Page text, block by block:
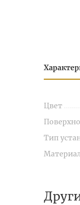
Цвет
Тип